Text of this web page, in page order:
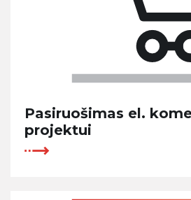
Pasiruošimas el.
projektui